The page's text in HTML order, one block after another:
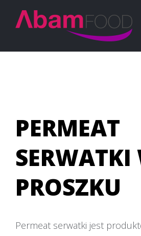
PERMEAT
SERWATKI
PROSZKU
Permeat serwatki jest